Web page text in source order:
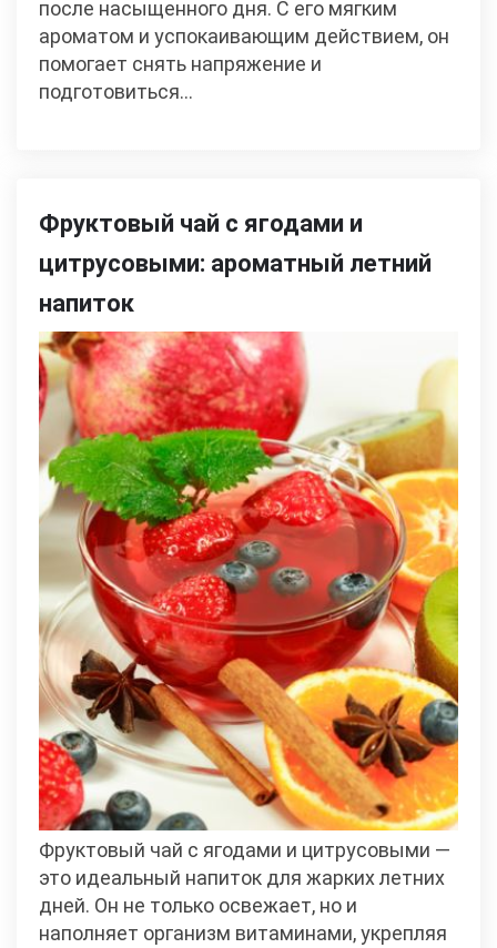
после насыщенного дня. С его мягким
ароматом и успокаивающим действием, он
помогает снять напряжение и
подготовиться…
Фруктовый чай с ягодами и
цитрусовыми: ароматный летний
напиток
Фруктовый чай с ягодами и цитрусовыми —
это идеальный напиток для жарких летних
дней. Он не только освежает, но и
наполняет организм витаминами, укрепляя